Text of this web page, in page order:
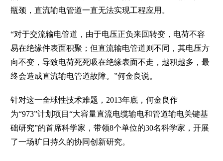
瓶颈，直流输电管道一直无法实现工程应用。
“对于交流输电管道，由于电压正负来回转变，电荷不容
易在绝缘件表面积聚；但直流输电管道则不同，其电压方
向不变，导致电荷死死吸在绝缘表面不走，越积越多，最
终会造成直流输电管道故障。”何金良说。
针对这一全球性技术难题，2013年底，何金良作
为“973”计划项目“大容量直流电缆输电和管道输电关键基
础研究”的首席科学家，带领8个单位的30名科学家，开展
了一场旷日持久的协同创新研究。